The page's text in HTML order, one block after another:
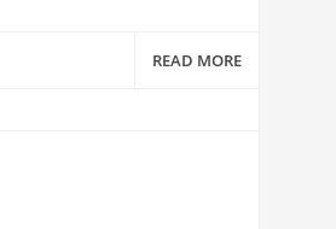
READ MORE